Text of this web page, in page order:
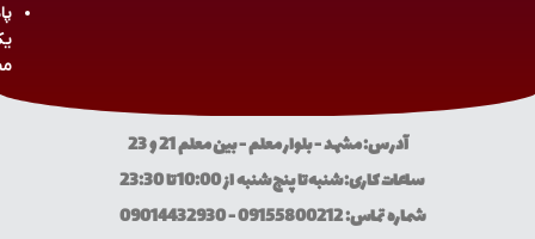
آدرس: مشهد - بلوار معلم - بین معلم 21 و 23
ساعات کاری: شنبه تا پنج شنبه از 10:00 تا 23:30
شماره تماس: 09155800212 - 09014432930